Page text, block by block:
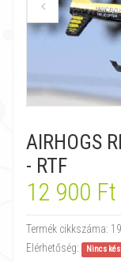
AIRHOGS
- RTF
12 900 Ft
Termék cikkszáma:
Elérhetőség:
Nincs